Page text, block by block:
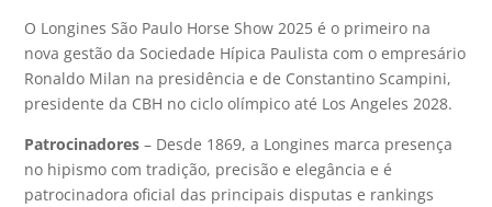
O Longines São Paulo Horse Show 2025 é o primeiro na
nova gestão da Sociedade Hípica Paulista com o empresário
Ronaldo Milan na presidência e de Constantino Scampini,
presidente da CBH no ciclo olímpico até Los Angeles 2028.
Patrocinadores– Desde 1869, a Longines marca presença
no hipismo com tradição, precisão e elegância e é
patrocinadora oficial das principais disputas e rankings